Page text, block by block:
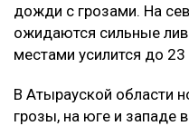
дожди с грозами. На
ожидаются сильные
местами усилится до
В Атырауской области
грозы, на юге и западе